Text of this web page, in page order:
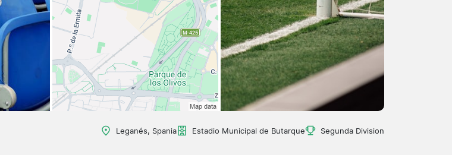
Leganés, Spania Estadio Municipal de Butarque Segunda Division